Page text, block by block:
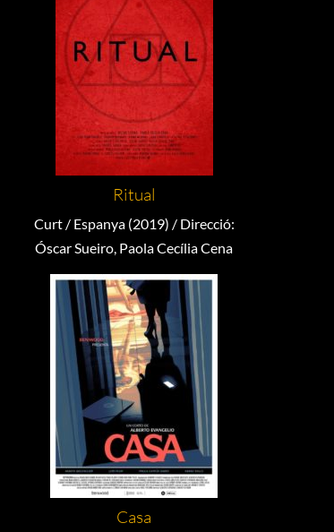
Ritual
Curt / Espanya (2019) / Direcció:
Óscar Sueiro, Paola Cecília Cena
Casa